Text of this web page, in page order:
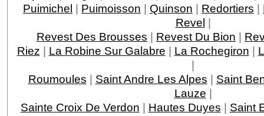
Puimichel | Puimoisson | Quinson | Redortiers |
Revel |
Revest Des Brousses | Revest Du Bion |
Riez | La Robine Sur Galabre | La Rochegiron |
|
Roumoules | Saint Andre Les Alpes | Saint
Lauze |
Sainte Croix De Verdon | Hautes Duyes | Saint